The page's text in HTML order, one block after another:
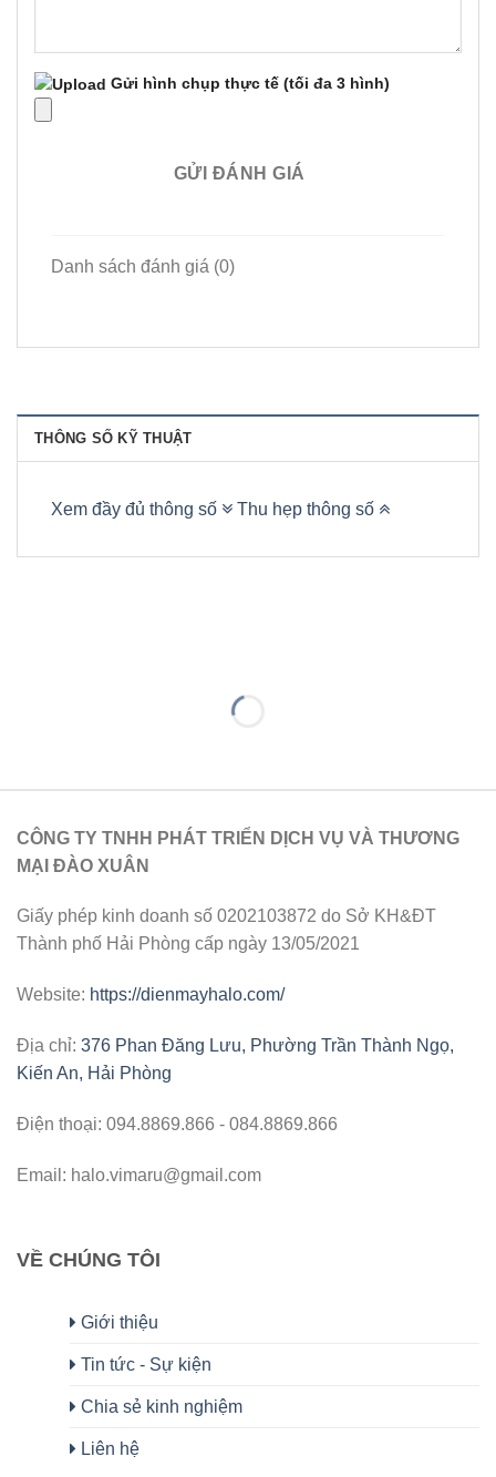
Gửi hình chụp thực tế (tối đa 3 hình)
GỬI ĐÁNH GIÁ
Danh sách đánh giá (0)
THÔNG SỐ KỸ THUẬT
Xem đầy đủ thông số Thu hẹp thông số
CÔNG TY TNHH PHÁT TRIỂN DỊCH VỤ VÀ THƯƠNG
MẠI ĐÀO XUÂN
Giấy phép kinh doanh số 0202103872 do Sở KH&ĐT
Thành phố Hải Phòng cấp ngày 13/05/2021
Website: https://dienmayhalo.com/
Địa chỉ: 376 Phan Đăng Lưu, Phường Trần Thành Ngọ,
Kiến An, Hải Phòng
Điện thoại: 094.8869.866 - 084.8869.866
Email: halo.vimaru@gmail.com
VỀ CHÚNG TÔI
Giới thiệu
Tin tức - Sự kiện
Chia sẻ kinh nghiệm
Liên hệ